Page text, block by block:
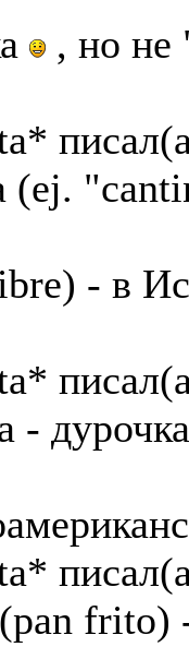
, но не
(ej.
- в
-
frito)